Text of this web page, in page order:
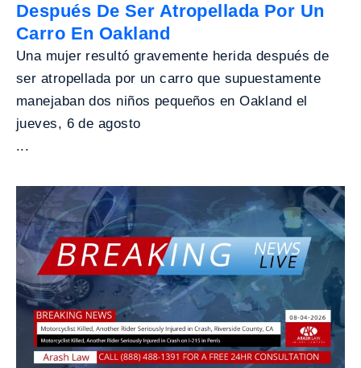
Después De Ser Atropellada Por Un
Carro En Oakland
Una mujer resultó gravemente herida después de
ser atropellada por un carro que supuestamente
manejaban dos niños pequeños en Oakland el
jueves, 6 de agosto
...